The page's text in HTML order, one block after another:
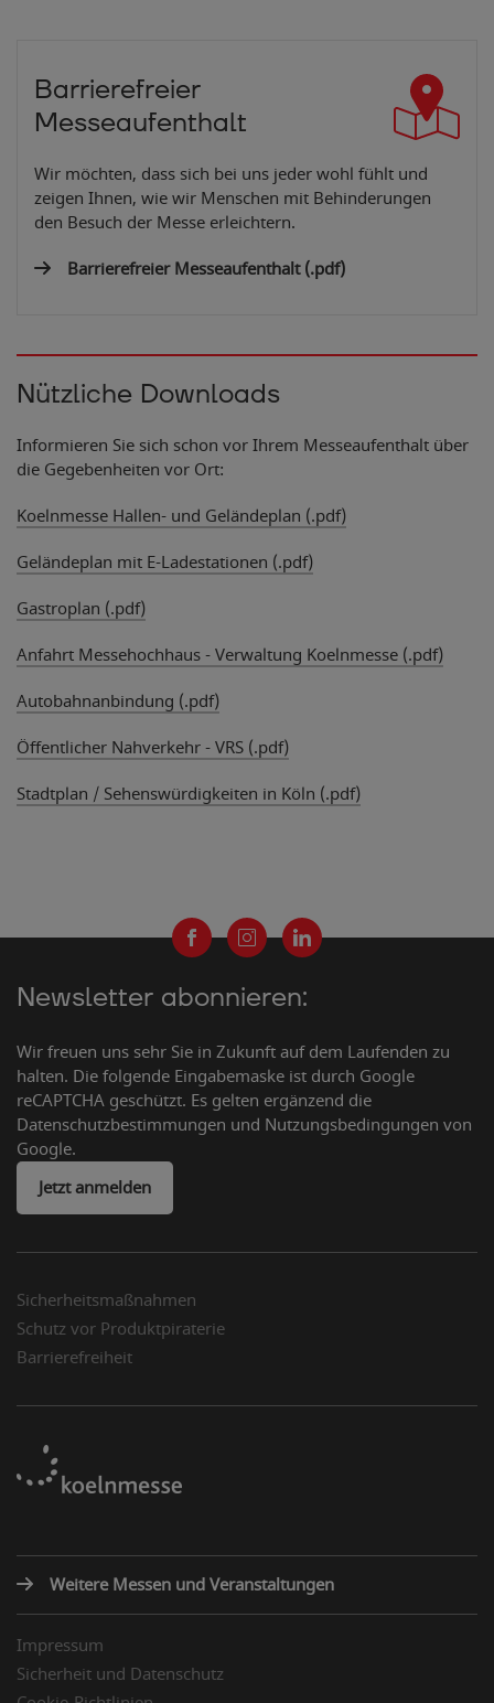
ance
Barrierefreier
Messeaufenthalt
Wir möchten, dass sich bei uns jeder wohl fühlt und
zeigen Ihnen, wie wir Menschen mit Behinderungen
den Besuch der Messe erleichtern.
Barrierefreier Messeaufenthalt(.pdf)
Nützliche Downloads
Informieren Sie sich schon vor Ihrem Messeaufenthalt über
die Gegebenheiten vor Ort:
Koelnmesse Hallen- und Geländeplan (.pdf)
Geländeplan mit E-Ladestationen (.pdf)
Gastroplan (.pdf)
Anfahrt Messehochhaus - Verwaltung Koelnmesse (.pdf)
Autobahnanbindung (.pdf)
Öffentlicher Nahverkehr - VRS (.pdf)
Stadtplan / Sehenswürdigkeiten in Köln (.pdf)
Newsletter abonnieren:
Wir freuen uns sehr Sie in Zukunft auf dem Laufenden zu
halten. Die folgende Eingabemaske ist durch Google
reCAPTCHA geschützt. Es gelten ergänzend die
Datenschutzbestimmungen und Nutzungsbedingungen von
Google.
Jetzt anmelden
Sicherheitsmaßnahmen
Schutz vor Produktpiraterie
Barrierefreiheit
Weitere Messen und Veranstaltungen
Impressum
Sicherheit und Datenschutz